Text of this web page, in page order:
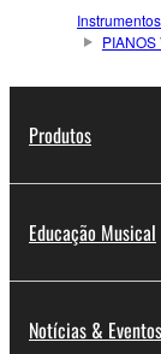
PIANOS
Produtos
Educação Musical
Notícias & Eventos